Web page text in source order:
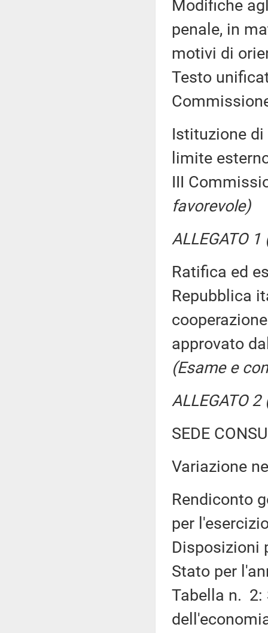
Modifiche
penale, in
motivi di
Testo
Istituzione
limite
III
favorevole)
ALLEGATO
Ratifica ed
Repubblica
approvato
(Esame e
ALLEGATO
SEDE
Variazione
Rendiconto
per
Disposizioni
Stato per
Tabella n. 2: